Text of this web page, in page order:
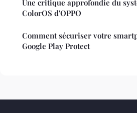
Une critique approfondie du
ColorOS d'OPPO
Comment sécuriser votre
Google Play Protect